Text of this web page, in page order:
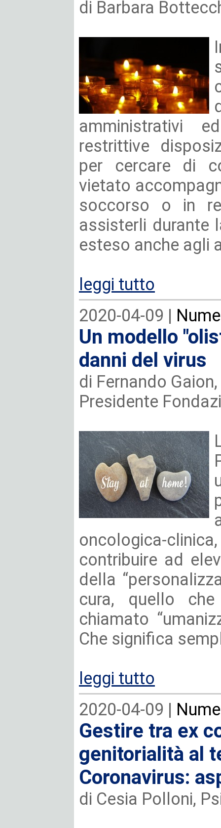
di Barbara
amministrativi
restrittive
per cercare di
vietato
soccorso o in
assisterli durante
esteso anche agli
leggi tutto
2020-04-09 |
Un modello
danni del virus
di Fernando
Presidente
oncologica-
contribuire ad
della
cura, quello
chiamato
Che significa
leggi tutto
2020-04-09 |
Gestire tra ex
genitorialità al
Coronavirus:
di Cesia Polloni,